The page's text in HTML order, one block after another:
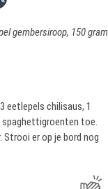
gembersiroop, 150 gram
eetlepels chilisaus, 1
spaghettigroenten toe.
er op je bord nog